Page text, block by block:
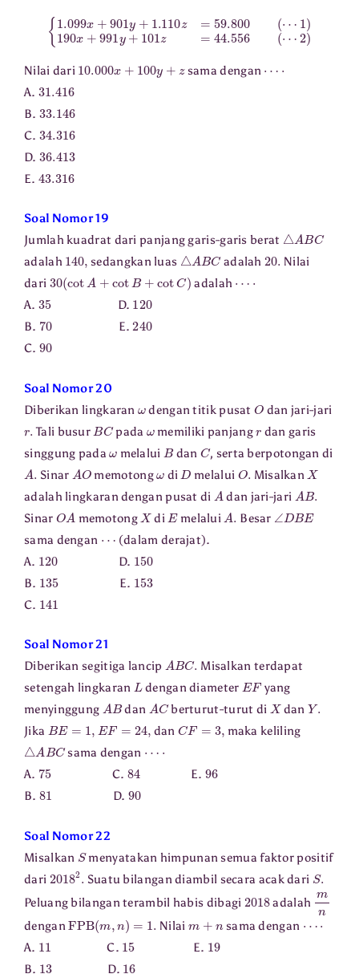
{ 1.099x 901 y+ 1.110 59.800
1 190x+ 991y +101 44.556(⋯
Nilai dari 10.000 x+ 100 + sama dengan
A. 31.416
B. 33.146
C. 34.316
D. 36.413
E. 43.316
Soal Nomor 19
Jumlah kuadrat dari panjang garis-garis berat △ ABC
adalah 140 sedangkan luas △ ABC adalah20. Nilai
dari 30( cot A + B + cot ) adalah
A. 35 D. 120
B. 70 E.240
C. 90
Soal Nomor 20
Diberikan lingkaran
dengan titik pusatO dan jari-jari
Tali busurBCpada memiliki panjang
dan garis
singgung pada
melalui Bdan C, serta berpotongan di
A. Sinar AO memotong diD melalui O. MisalkanX
adalah lingkaran dengan pusat di A dan jari-jari AB.
Sinar O A memotongX diEmelalui A. Besar ∠ DBE
sama dengan
(dalam derajat).
A. 120 D. 150
B. 135 E. 153
C. 141
Soal Nomor 21
Diberikan segitiga lancip
ABC. Misalkan terdapat
setengah lingkaran Ldengan diameter EF yang
menyinggung
AB dan AC berturut-turut di X dan Y.
Jika BE= EF= , dan CF= maka keliling
△ ABC sama dengan
A. 75 C. 84 E. 96
B. 81 D. 90
Soal Nomor 22
Misalkan Smenyatakan himpunan semua faktor positif
dari 20182 Suatu bilangan diambil secara acak dari S.
Peluang bilangan terambil habis dibagi 2018 adalah mn
denganFPB(m = Nilai +n sama dengan ⋅
A. 11 C. 15 E. 19
B. 13 D. 16